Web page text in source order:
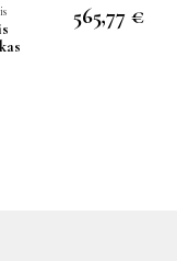
565,77 €